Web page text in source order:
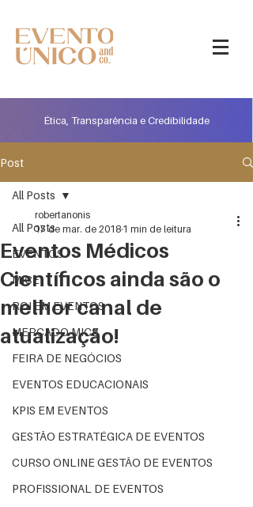
Ética, Transparência e Credibilidade
Post
All Posts
EVENTOS
MICE
ROI EM EVENTOS
MERCADO MICE
FEIRA DE NEGÓCIOS
EVENTOS EDUCACIONAIS
KPIS EM EVENTOS
GESTÃO ESTRATÉGICA DE EVENTOS
CURSO ONLINE GESTÃO DE EVENTOS
PROFISSIONAL DE EVENTOS
All Posts
Eventos Médicos
Científicos ainda são o
melhor canal de
atualização!
robertanonis
17 de mar. de 2018 1 min de leitura